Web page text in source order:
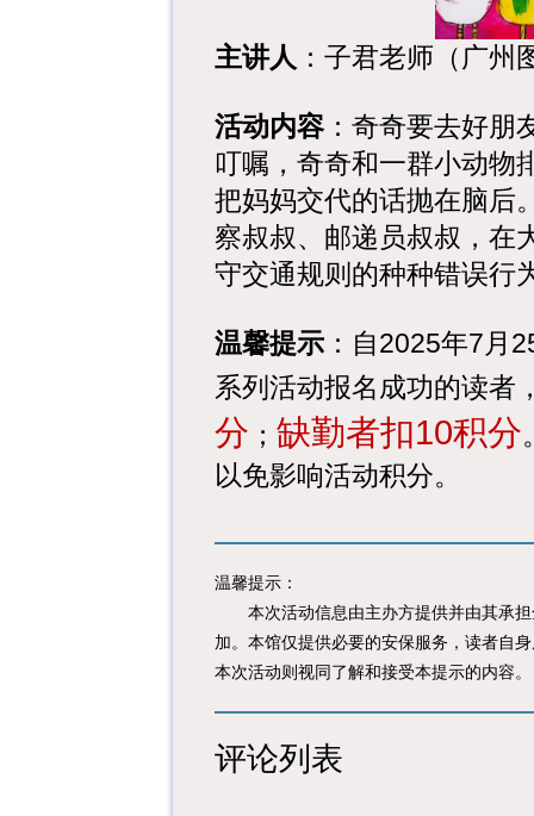
主讲人 ：子君老师（广州
活动内容：奇奇要去好朋
叮嘱，奇奇和一群小动物
把妈妈交代的话抛在脑后
察叔叔、邮递员叔叔，在
守交通规则的种种错误行
温馨提示 ：自2025年7月
系列活动报名成功的读者
分 ； 缺勤者扣10积分
以免影响活动积分。
温馨提示：
本次活动信息由主办方提供并由其承担
加。本馆仅提供必要的安保服务，读者自
本次活动则视同了解和接受本提示的内容。
评论列表